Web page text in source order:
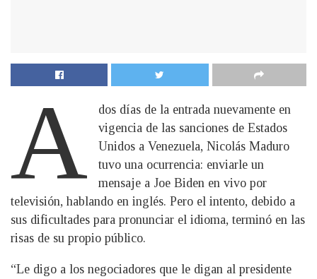
A
dos días de la entrada nuevamente en
vigencia de las sanciones de Estados
Unidos a Venezuela, Nicolás Maduro
tuvo una ocurrencia: enviarle un
mensaje a Joe Biden en vivo por
televisión, hablando en inglés. Pero el intento, debido a
sus dificultades para pronunciar el idioma, terminó en las
risas de su propio público.
“Le digo a los negociadores que le digan al presidente